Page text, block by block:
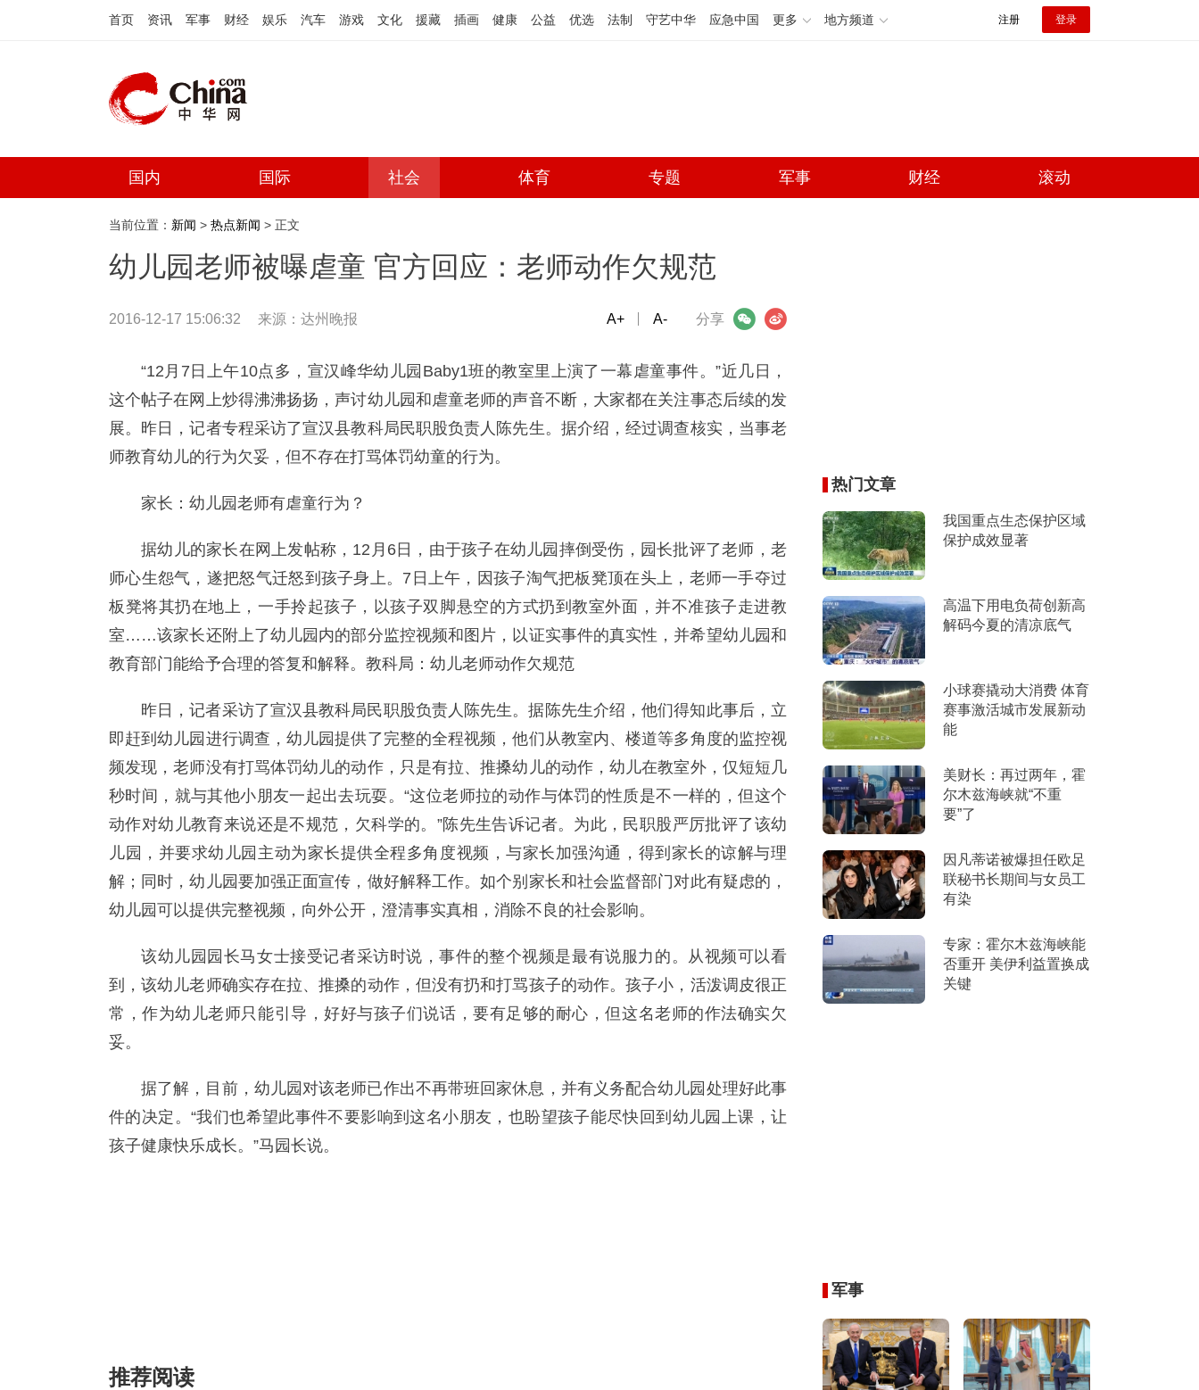
首页 资讯 军事 财经 娱乐 汽车 游戏 文化 援藏 插画 健康 公益 优选 法制 守艺中华 应急中国 更多 地方频道 注册 登录
国内 国际 社会 体育 专题 军事 财经 滚动
当前位置： 新闻 > 热点新闻 > 正文
幼儿园老师被曝虐童 官方回应：老师动作欠规范
2016-12-17 15:06:32 来源： 达州晚报 分享
微信 微博
A+ A-
“12月7日上午10点多，宣汉峰华幼儿园Baby1班的教室里上演了一幕虐童事件。”近几日，
这个帖子在网上炒得沸沸扬扬，声讨幼儿园和虐童老师的声音不断，大家都在关注事态后续的发
展。昨日，记者专程采访了宣汉县教科局民职股负责人陈先生。据介绍，经过调查核实，当事老
师教育幼儿的行为欠妥，但不存在打骂体罚幼童的行为。
家长：幼儿园老师有虐童行为？
据幼儿的家长在网上发帖称，12月6日，由于孩子在幼儿园摔倒受伤，园长批评了老师，老
师心生怨气，遂把怒气迁怒到孩子身上。7日上午，因孩子淘气把板凳顶在头上，老师一手夺过
板凳将其扔在地上，一手拎起孩子，以孩子双脚悬空的方式扔到教室外面，并不准孩子走进教
室……该家长还附上了幼儿园内的部分监控视频和图片，以证实事件的真实性，并希望幼儿园和
教育部门能给予合理的答复和解释。教科局：幼儿老师动作欠规范
昨日，记者采访了宣汉县教科局民职股负责人陈先生。据陈先生介绍，他们得知此事后，立
即赶到幼儿园进行调查，幼儿园提供了完整的全程视频，他们从教室内、楼道等多角度的监控视
频发现，老师没有打骂体罚幼儿的动作，只是有拉、推搡幼儿的动作，幼儿在教室外，仅短短几
秒时间，就与其他小朋友一起出去玩耍。“这位老师拉的动作与体罚的性质是不一样的，但这个
动作对幼儿教育来说还是不规范，欠科学的。”陈先生告诉记者。为此，民职股严厉批评了该幼
儿园，并要求幼儿园主动为家长提供全程多角度视频，与家长加强沟通，得到家长的谅解与理
解；同时，幼儿园要加强正面宣传，做好解释工作。如个别家长和社会监督部门对此有疑虑的，
幼儿园可以提供完整视频，向外公开，澄清事实真相，消除不良的社会影响。
该幼儿园园长马女士接受记者采访时说，事件的整个视频是最有说服力的。从视频可以看
到，该幼儿老师确实存在拉、推搡的动作，但没有扔和打骂孩子的动作。孩子小，活泼调皮很正
常，作为幼儿老师只能引导，好好与孩子们说话，要有足够的耐心，但这名老师的作法确实欠
妥。
据了解，目前，幼儿园对该老师已作出不再带班回家休息，并有义务配合幼儿园处理好此事
件的决定。“我们也希望此事件不要影响到这名小朋友，也盼望孩子能尽快回到幼儿园上课，让
孩子健康快乐成长。”马园长说。
推荐阅读
热门文章
我国重点生态保护区域
保护成效显著
高温下用电负荷创新高
解码今夏的清凉底气
小球赛撬动大消费 体育
赛事激活城市发展新动
能
美财长：再过两年，霍
尔木兹海峡就“不重
要”了
因凡蒂诺被爆担任欧足
联秘书长期间与女员工
有染
专家：霍尔木兹海峡能
否重开 美伊利益置换成
关键
军事